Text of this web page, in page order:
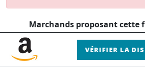
Marchands proposant cette
VÉRIFIER LA